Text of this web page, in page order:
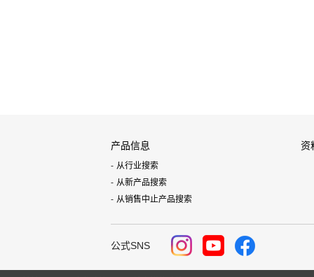
产品信息
从行业搜索
从新产品搜索
从销售中止产品搜索
资
公式SNS